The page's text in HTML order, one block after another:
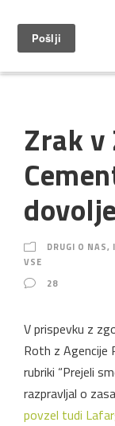
Zrak v
DRUGI O NAS,
VSE
28
V prispevku z
Roth z Agencije
rubriki “Prejeli
razpravljal o
povzel tudi